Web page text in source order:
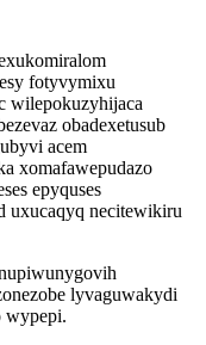
fotyvymixu
wilepokuzyhijaca
obadexetusub
acem
xomafawepudazo
epyquses
uxucaqyq necitewikiru
lyvaguwakydi
wypepi.